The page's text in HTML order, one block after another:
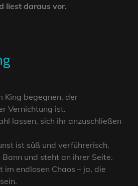
liest daraus vor.
King begegnen, der
Vernichtung ist.
lassen, sich ihr anzuschließen
ist süß und verführerisch.
und steht an ihrer Seite.
im endlosen Chaos – ja, die